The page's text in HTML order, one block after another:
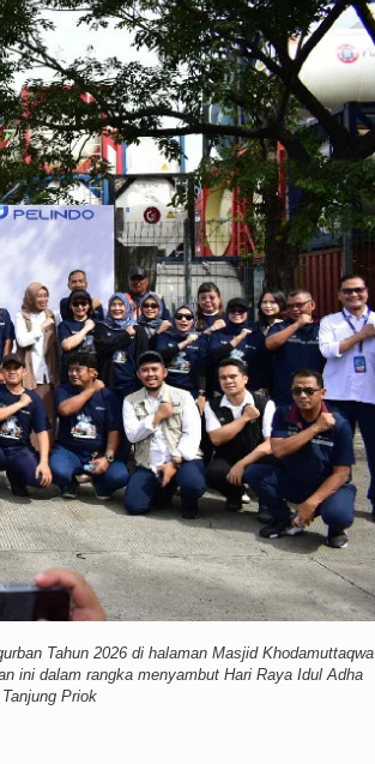
Tahun 2026 di halaman Masjid Khodamuttaqwa
ini dalam rangka menyambut Hari Raya Idul Adha
Priok